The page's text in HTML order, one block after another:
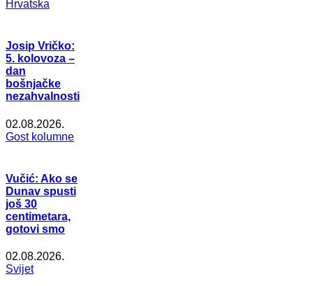
Hrvatska
Josip Vričko:
5. kolovoza –
dan
bošnjačke
nezahvalnosti
02.08.2026.
Gost kolumne
Vučić: Ako se
Dunav spusti
još 30
centimetara,
gotovi smo
02.08.2026.
Svijet